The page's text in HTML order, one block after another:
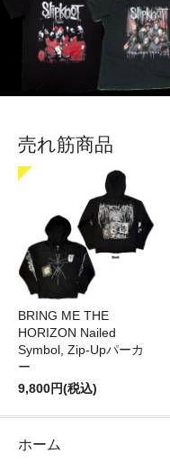
売れ筋商品
BRING ME THE
HORIZON Nailed
Symbol, Zip-Upパーカ
ー
9,800円(税込)
ホーム